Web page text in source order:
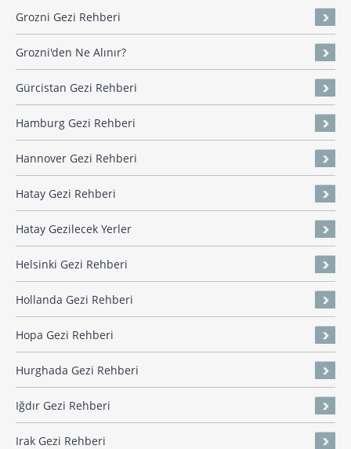
Grozni Gezi Rehberi
Grozni'den Ne Alınır?
Gürcistan Gezi Rehberi
Hamburg Gezi Rehberi
Hannover Gezi Rehberi
Hatay Gezi Rehberi
Hatay Gezilecek Yerler
Helsinki Gezi Rehberi
Hollanda Gezi Rehberi
Hopa Gezi Rehberi
Hurghada Gezi Rehberi
Iğdır Gezi Rehberi
Irak Gezi Rehberi